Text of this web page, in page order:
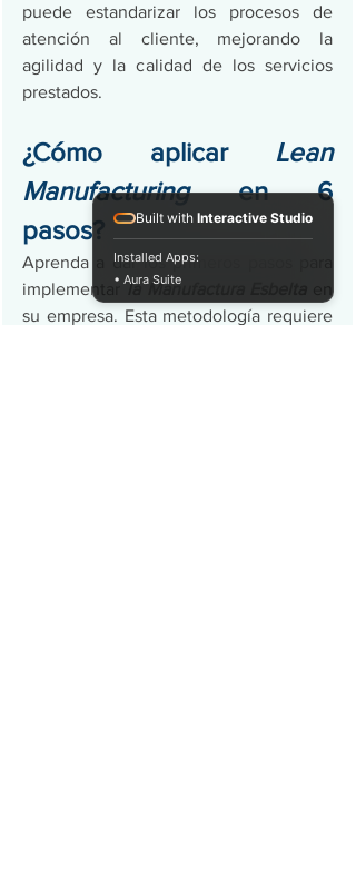
puede estandarizar los procesos de
atención al cliente, mejorando la
agilidad y la calidad de los servicios
prestados.
¿Cómo aplicar Lean
Manufacturing en 6
pasos?
Aprenda a dar los primeros pasos para
implementar la Manufactura Esbelta
su empresa. Esta metodología requiere
Built with Interactive Studio
Installed Apps:
• Aura Suite